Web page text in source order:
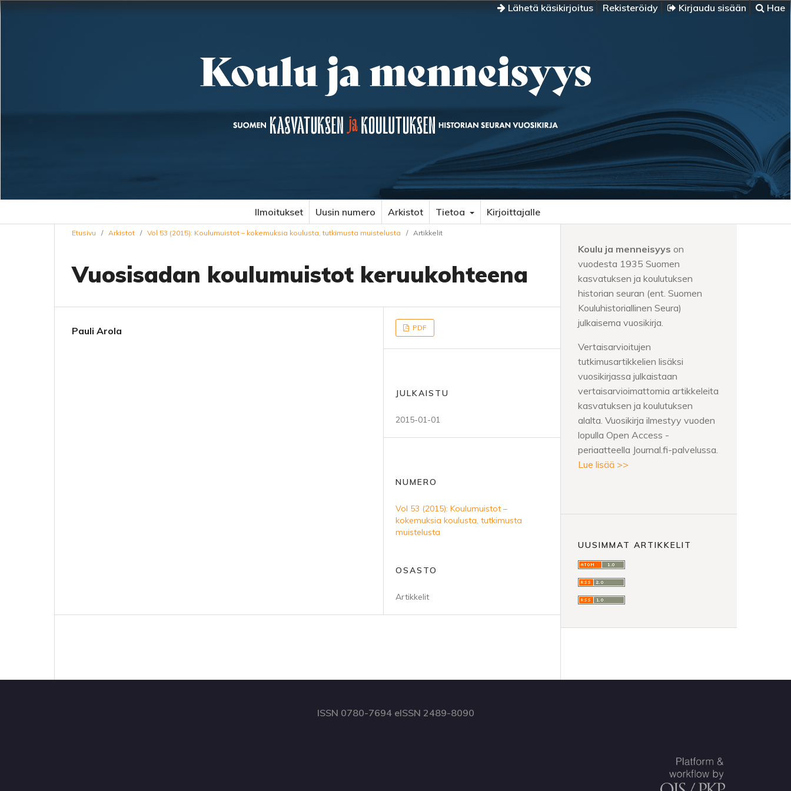
Lähetä käsikirjoitus Rekisteröidy Kirjaudu sisään Hae
Ilmoitukset Uusin numero Arkistot Tietoa Kirjoittajalle
Etusivu / Arkistot / Vol 53 (2015): Koulumuistot – kokemuksia koulusta, tutkimusta muistelusta / Artikkelit
Vuosisadan koulumuistot keruukohteena
Pauli Arola PDF
JULKAISTU
2015-01-01
NUMERO
Vol 53 (2015): Koulumuistot –
kokemuksia koulusta, tutkimusta
muistelusta
OSASTO
Artikkelit
Koulu ja menneisyys on
vuodesta 1935 Suomen
kasvatuksen ja koulutuksen
historian seuran (ent. Suomen
Kouluhistoriallinen Seura)
julkaisema vuosikirja.
Vertaisarvioitujen
tutkimusartikkelien lisäksi
vuosikirjassa julkaistaan
vertaisarvioimattomia artikkeleita
kasvatuksen ja koulutuksen
alalta. Vuosikirja ilmestyy vuoden
lopulla Open Access -
periaatteella Journal.fi-palvelussa.
Lue lisää >>
UUSIMMAT ARTIKKELIT
ISSN 0780-7694 eISSN 2489-8090